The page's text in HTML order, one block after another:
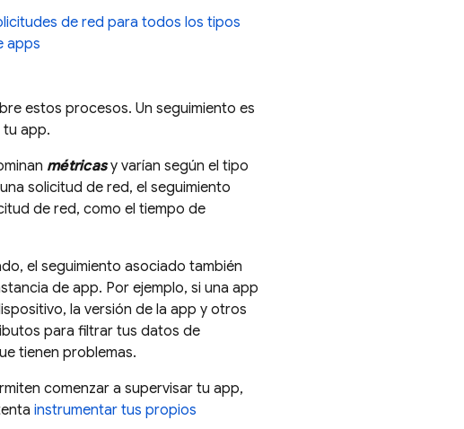
de red para todos los tipos
apps
estos procesos. Un seguimiento es
app.
métricasy varían según el tipo
solicitud de red, el seguimiento
de red, como el tiempo de
el seguimiento asociado también
de app. Por ejemplo, si una app
la versión de la app y otros
para filtrar tus datos de
tienen problemas.
comenzar a supervisar tu app,
instrumentar tus propios